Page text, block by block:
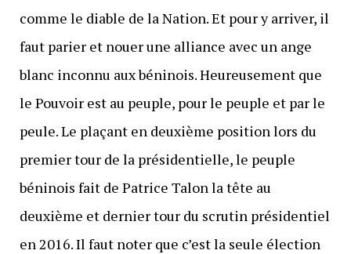
comme le diable de la Nation. Et pour y arriver, il
faut parier et nouer une alliance avec un ange
blanc inconnu aux béninois. Heureusement que
le Pouvoir est au peuple, pour le peuple et par le
peule. Le plaçant en deuxième position lors du
premier tour de la présidentielle, le peuple
béninois fait de Patrice Talon la tête au
deuxième et dernier tour du scrutin présidentiel
en 2016. Il faut noter que c’est la seule élection